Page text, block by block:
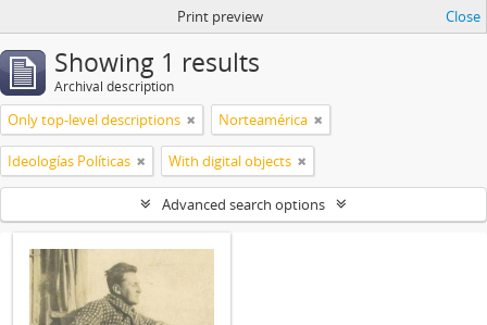
Print preview Close
Showing 1 results
Archival description
Only top-level descriptions Norteamérica
Ideologías Políticas With digital objects
Advanced search options